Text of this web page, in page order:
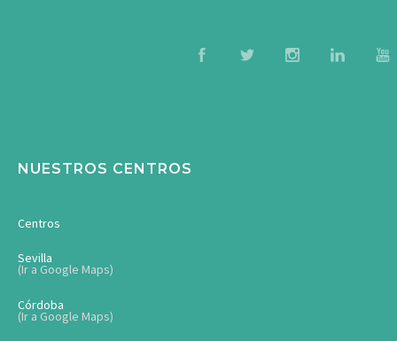
NUESTROS CENTROS
Centros
Sevilla
(Ir a Google Maps)
Córdoba
(Ir a Google Maps)